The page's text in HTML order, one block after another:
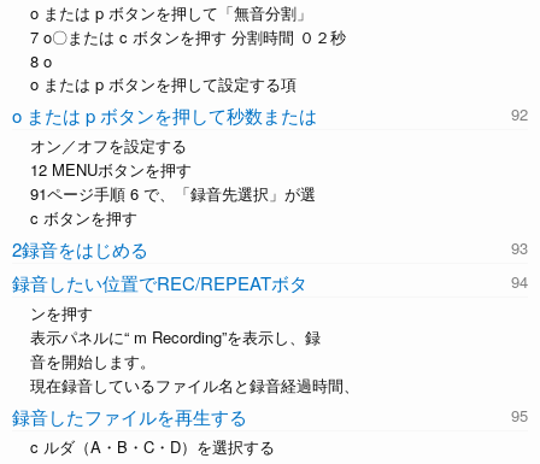
o または p ボタンを押して「無音分割」
7 o〇または c ボタンを押す 分割時間 ０２秒
8 o
o または p ボタンを押して設定する項
o または p ボタンを押して秒数または
オン／オフを設定する
12 MENUボタンを押す
91ページ手順 6 で、「録音先選択」が選
c ボタンを押す
2録音をはじめる
録音したい位置でREC/REPEATボタ
ンを押す
表示パネルに“ m Recording”を表示し、録
音を開始します。
現在録音しているファイル名と録音経過時間、
録音したファイルを再生する
c ルダ（A・B・C・D）を選択する